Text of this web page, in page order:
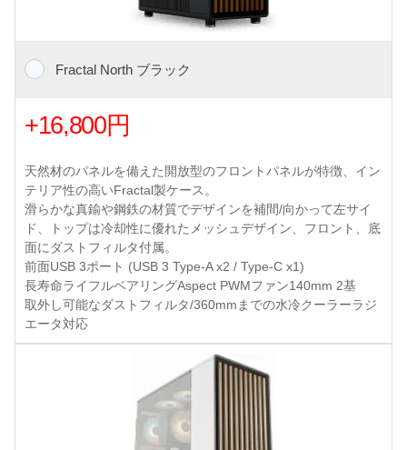
Fractal North ブラック
+16,800円
天然材のパネルを備えた開放型のフロントパネルが特徴、イン
テリア性の高いFractal製ケース。
滑らかな真鍮や鋼鉄の材質でデザインを補間/向かって左サイ
ド、トップは冷却性に優れたメッシュデザイン、フロント、底
面にダストフィルタ付属。
前面USB 3ポート (USB 3 Type-A x2 / Type-C x1)
長寿命ライフルベアリングAspect PWMファン140mm 2基
取外し可能なダストフィルタ/360mmまでの水冷クーラーラジ
エータ対応